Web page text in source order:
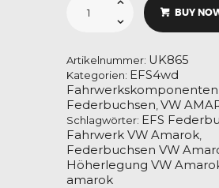
Federbuchsenkit
UK865
Menge
BUY
Artikelnummer: UK865
Kategorien: EFS4wd
Fahrwerkskomponenten
Federbuchsen,VW
Schlagwörter: EFS
Fahrwerk VW Amarok,
Federbuchsen VW
Höherlegung VW
amarok